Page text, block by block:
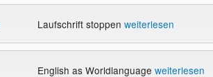
Laufschrift stoppen weiterlesen
English as Worldlanguage weiterlesen